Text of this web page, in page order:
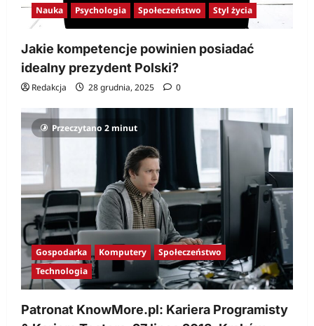
Nauka Psychologia Społeczeństwo Styl życia
Jakie kompetencje powinien posiadać
idealny prezydent Polski?
Redakcja 28 grudnia, 2025 0
Przeczytano 2 minut
Gospodarka Komputery
Społeczeństwo
Technologia
Patronat KnowMore.pl: Kariera Programisty